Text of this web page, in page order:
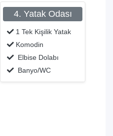
4. Yatak Odası
1 Tek Kişilik Yatak
Komodin
Elbise Dolabı
Banyo/WC